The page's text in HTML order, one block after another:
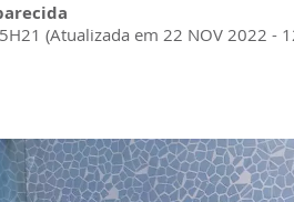
(Atualizada em 22 NOV 2022 -